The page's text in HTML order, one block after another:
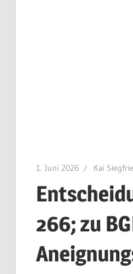
1. Juni 2026 Kai
266; zu